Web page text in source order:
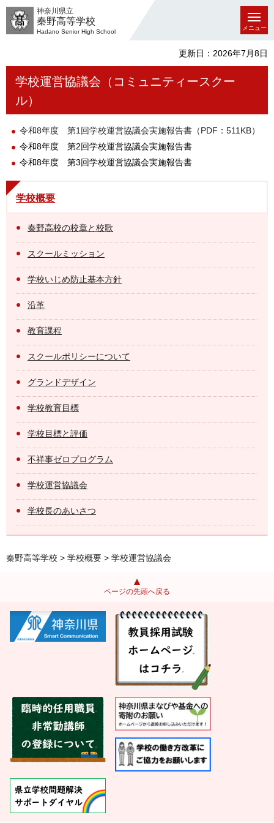
神奈川県立
秦野高等学校
Hadano Senior High School
メニュー
更新日：2026年7月8日
学校運営協議会（コミュニティースクー
ル）
令和8年度 第1回学校運営協議会実施報告書（PDF：511KB）
令和8年度 第2回学校運営協議会実施報告書
令和8年度 第3回学校運営協議会実施報告書
学校概要
秦野高校の校章と校歌
スクールミッション
学校いじめ防止基本方針
沿革
教育課程
スクールポリシーについて
グランドデザイン
学校教育目標
学校目標と評価
不祥事ゼロプログラム
学校運営協議会
学校長のあいさつ
秦野高等学校 > 学校概要 > 学校運営協議会
ページの先頭へ戻る